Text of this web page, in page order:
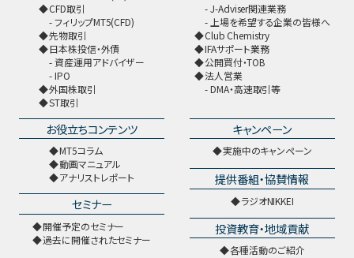
CFD取引
フィリップMT5(CFD)
先物取引
日本株投信・外債
資産運用アドバイザー
IPO
外国株取引
ST取引
J-Adviser関連業務
上場を希望する企業の皆様へ
Club Chemistry
IFAサポート業務
公開買付・TOB
法人営業
DMA・高速取引等
お役立ちコンテンツ
MT5コラム
動画マニュアル
アナリストレポート
セミナー
開催予定のセミナー
過去に開催されたセミナー
キャンペーン
実施中のキャンペーン
提供番組・協賛情報
ラジオNIKKEI
投資教育・地域貢献
各種活動のご紹介